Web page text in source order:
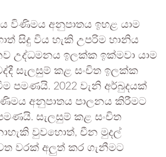
විණිමය අනුපාතය ඉහළ යාම
සිදු විය හැකි උපරිම හානිය
උද්ධමනය ඉලක්ක ඉක්මවා යාම
සැලසුම් කළ සංචිත ඉලක්ක
පමණයි. 2022 වැනි අර්බුදයක්
අනුපාතය පාලනය කිරීමට
සැලසුම් කළ සංචිත
වුවහොත්, චීන මුදල්
වරක් අලුත් කර ගැනීමට